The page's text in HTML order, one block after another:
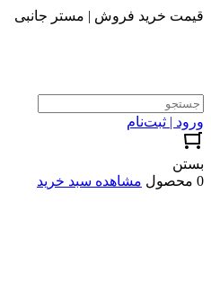
قیمت خرید فروش | مستر جانبی
ورود | ثبت‌نام
بستن
0 محصول
مشاهده سبد خرید